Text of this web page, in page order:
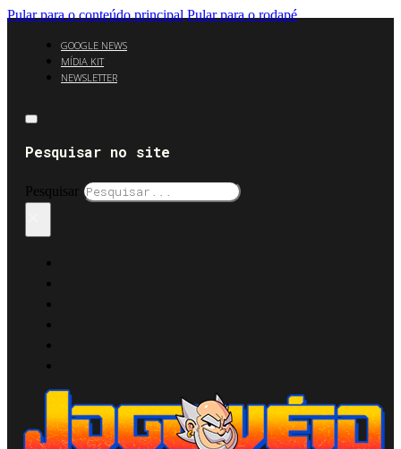
Pular para o conteúdo principal Pular para o rodapé
GOOGLE NEWS
MÍDIA KIT
NEWSLETTER
Pesquisar no site
Pesquisar